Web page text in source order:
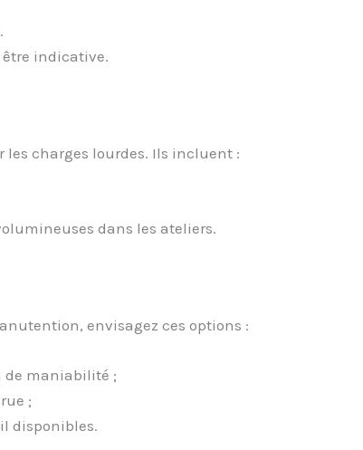
être indicative.
les charges lourdes. Ils incluent :
dans les ateliers.
envisagez ces options :
de maniabilité ;
;
disponibles.